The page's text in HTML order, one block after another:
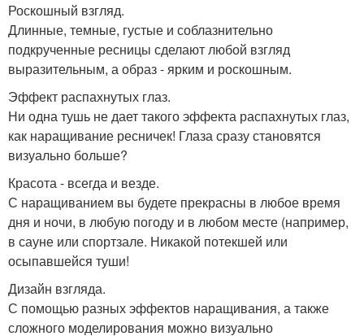
Роскошный взгляд.
Длинные, темные, густые и соблазнительно
подкрученные ресницы сделают любой взгляд
выразительным, а образ - ярким и роскошным.
Эффект распахнутых глаз.
Ни одна тушь не дает такого эффекта распахнутых глаз,
как наращивание ресничек! Глаза сразу становятся
визуально больше?
Красота - всегда и везде.
С наращиванием вы будете прекрасны в любое время
дня и ночи, в любую погоду и в любом месте (например,
в сауне или спортзале. Никакой потекшей или
осыпавшейся туши!
Дизайн взгляда.
С помощью разных эффектов наращивания, а также
сложного моделирования можно визуально